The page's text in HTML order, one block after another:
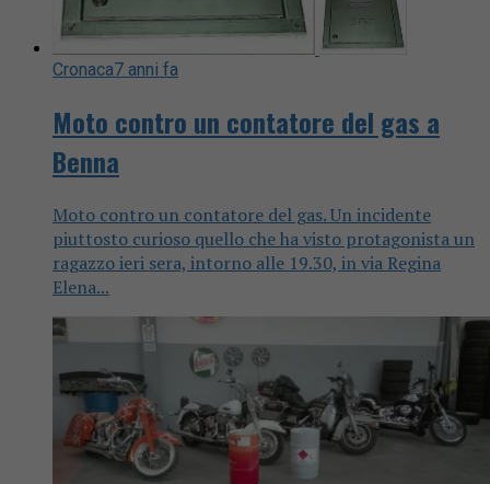
Cronaca7 anni fa
Moto contro un contatore del gas a
Benna
Moto contro un contatore del gas. Un incidente
piuttosto curioso quello che ha visto protagonista un
ragazzo ieri sera, intorno alle 19.30, in via Regina
Elena...